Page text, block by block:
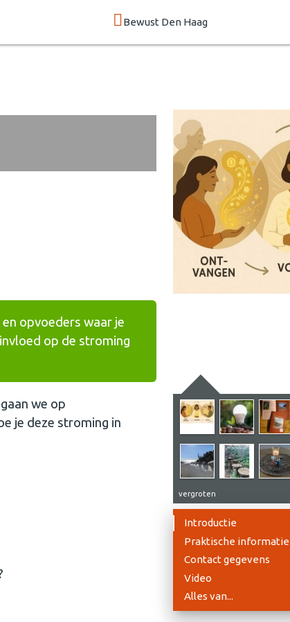
Bewust Den Haag
opvoeders waar je
op de stroming
we op
je deze stroming in
vergroten
Introductie
Praktische informatie
Contact gegevens
Video
Alles van...